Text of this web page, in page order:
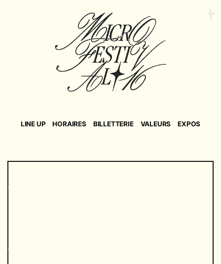
LINE UP HORAIRES BILLETTERIE VALEURS EXPOS